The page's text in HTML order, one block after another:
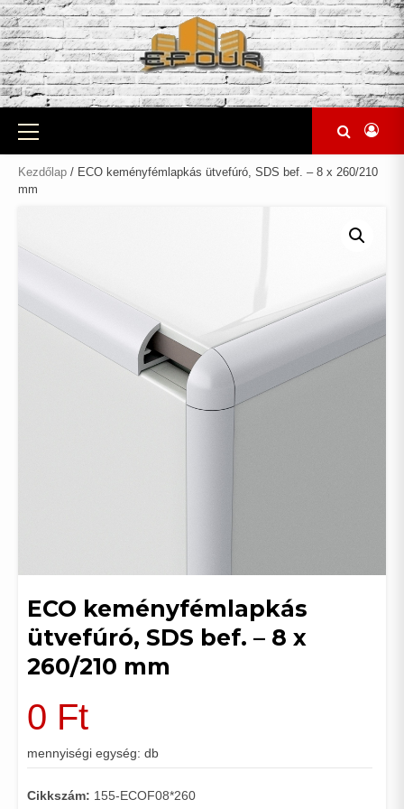
Skip
to
content
Primary
Menu
Kezdőlap / ECO keményfémlapkás ütvefúró, SDS bef. – 8 x 260/210
mm
ECO keményfémlapkás
ütvefúró, SDS bef. – 8 x
260/210 mm
0 Ft
mennyiségi egység: db
Cikkszám: 155-ECOF08*260